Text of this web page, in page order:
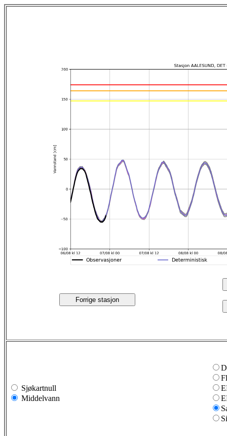
Forrige stasjon
Sjøkartnull
Middelvann